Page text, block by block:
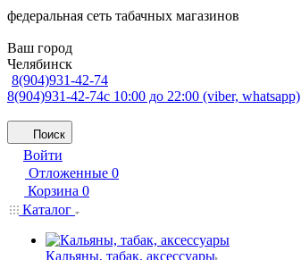
федеральная сеть табачных магазинов
Ваш город
Челябинск
8(904)931-42-74
8(904)931-42-74с 10:00 до 22:00 (viber, whatsapp)
Поиск
Войти
Отложенные 0
Корзина 0
Каталог
Кальяны, табак, аксессуары